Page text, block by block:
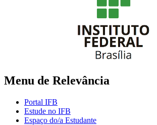
Menu de Relevância
Portal IFB
Estude no IFB
Espaço do/a Estudante